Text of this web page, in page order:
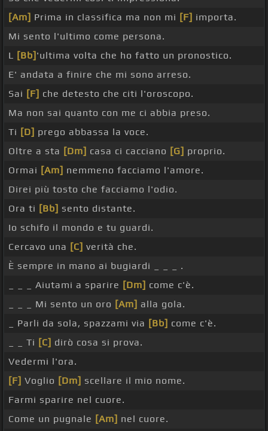
[Am] Prima in classifica ma non mi [F] importa.
Mi sento l'ultimo come persona.
L [Bb] 'ultima volta che ho fatto un pronostico.
E' andata a finire che mi sono arreso.
Sai [F] che detesto che citi l'oroscopo.
Ma non sai quanto con me ci abbia preso.
Ti [D] prego abbassa la voce.
Oltre a sta [Dm] casa ci cacciano [G] proprio.
Ormai [Am] nemmeno facciamo l'amore.
Direi più tosto che facciamo l'odio.
Ora ti [Bb] sento distante.
Io schifo il mondo e tu guardi.
Cercavo una [C] verità che.
È sempre in mano ai bugiardi _ _ _ .
_ _ _ Aiutami a sparire [Dm] come c'è.
_ _ _ Mi sento un oro [Am] alla gola.
_ Parli da sola, spazzami via [Bb] come c'è.
_ _ Ti [C] dirò cosa si prova.
Vedermi l'ora.
[F] Voglio [Dm] scellare il mio nome.
Farmi sparire nel cuore.
Come un pugnale [Am] nel cuore.